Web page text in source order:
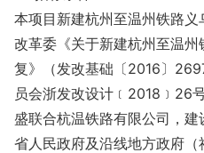
本项目新建杭州至温州铁路
改革委《关于新建杭州至温
复》（发改基础〔2016〕
员会浙发改设计﹝2018﹞26
盛联合杭温铁路有限公司，
省人民政府及沿线地方政府（